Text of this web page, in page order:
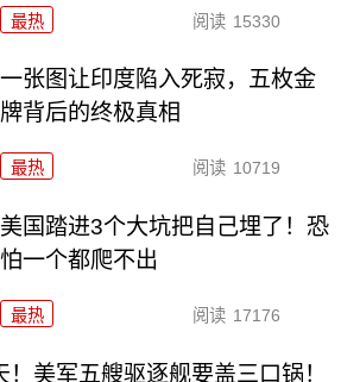
最热 阅读 15330
一张图让印度陷入死寂，五枚金
牌背后的终极真相
最热 阅读 10719
美国踏进3个大坑把自己埋了！恐
怕一个都爬不出
最热 阅读 17176
美军五艘驱逐舰要盖三口锅！